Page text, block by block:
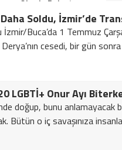
Okurla Buluştu
Buca’da 1 Temmuz
cesedi, bir gün sonra
doğup, bunu anlamayacak
Bütün o iç savaşınıza